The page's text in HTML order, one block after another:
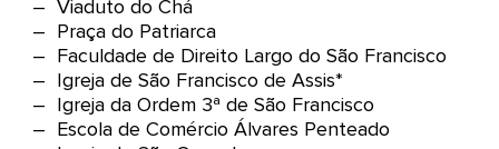
– Viaduto do Chá
– Praça do Patriarca
– Faculdade de Direito Largo do São Francisco
– Igreja de São Francisco de Assis*
– Igreja da Ordem 3ª de São Francisco
– Escola de Comércio Álvares Penteado